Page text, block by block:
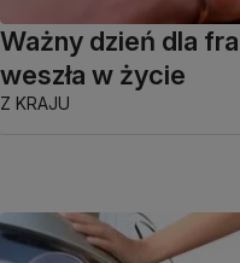
Ważny dzień dla
weszła w życie
Z KRAJU